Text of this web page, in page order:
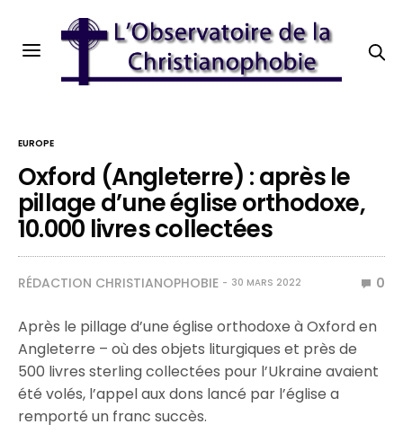
EUROPE
Oxford (Angleterre) : après le
pillage d’une église orthodoxe,
10.000 livres collectées
RÉDACTION CHRISTIANOPHOBIE 30 MARS 2022 0
Après le pillage d’une église orthodoxe à Oxford en
Angleterre – où des objets liturgiques et près de
500 livres sterling collectées pour l’Ukraine avaient
été volés, l’appel aux dons lancé par l’église a
remporté un franc succès.